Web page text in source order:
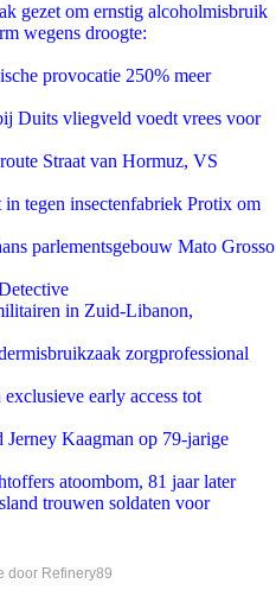
gezet om ernstig alcoholmisbruik
wegens droogte:
provocatie 250% meer
Duits vliegveld voedt vrees voor
Straat van Hormuz, VS
tegen insectenfabriek Protix om
parlementsgebouw Mato Grosso
in Zuid-Libanon,
zorgprofessional
early access tot
Kaagman op 79-jarige
atoombom, 81 jaar later
trouwen soldaten voor
door Refinery89